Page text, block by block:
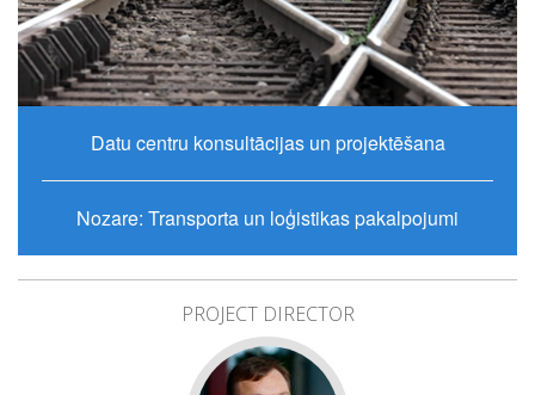
Datu centru konsultācijas un projektēšana
Nozare: Transporta un loģistikas pakalpojumi
PROJECT DIRECTOR